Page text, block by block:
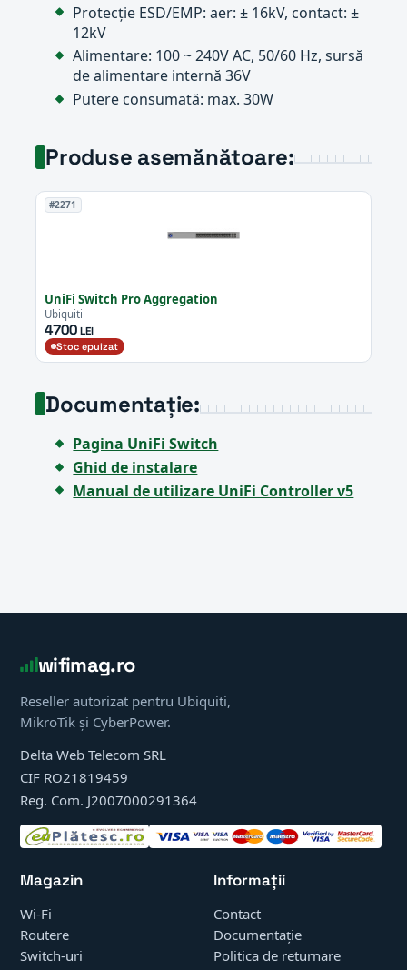
Protecție ESD/EMP: aer: ± 16kV, contact: ±
12kV
Alimentare: 100 ~ 240V AC, 50/60 Hz, sursă
de alimentare internă 36V
Putere consumată: max. 30W
Produse asemănătoare:
#2271
UniFi Switch Pro Aggregation
Ubiquiti
4700LEI
Stoc epuizat
Documentație:
Pagina UniFi Switch
Ghid de instalare
Manual de utilizare UniFi Controller v5
wifimag.ro
Reseller autorizat pentru Ubiquiti,
MikroTik și CyberPower.
Delta Web Telecom SRL
CIF RO21819459
Reg. Com. J2007000291364
Magazin
Wi-Fi
Routere
Switch-uri
Informații
Contact
Documentație
Politica de returnare